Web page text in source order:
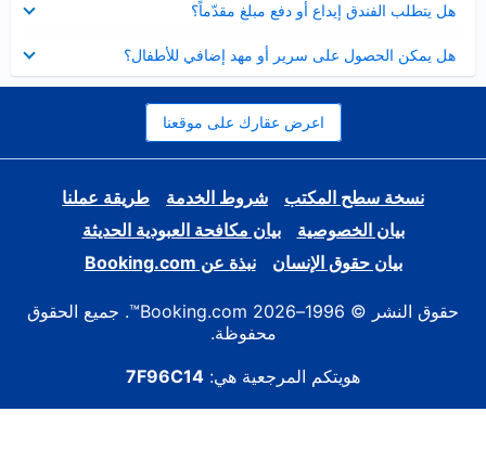
هل يتطلب الفندق إيداع أو دفع مبلغ مقدّماً؟
مصغر
هل يمكن الحصول على سرير أو مهد إضافي للأطفال؟
مصغر
اعرض عقارك على موقعنا
نسخة سطح المكتب شروط الخدمة
طريقة عملنا
بيان الخصوصية
بيان مكافحة العبودية الحديثة
بيان حقوق الإنسان
نبذة عن Booking.com
حقوق النشر © 1996–2026 Booking.com™. جميع الحقوق
محفوظة.
هويتكم المرجعية هي: 7F96C14